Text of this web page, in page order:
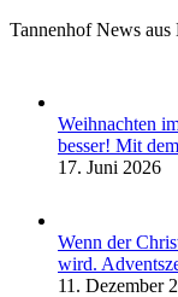
Tannenhof News aus
Weihnachten
besser! Mit
17. Juni 2026
Wenn der
wird.
11. Dezember